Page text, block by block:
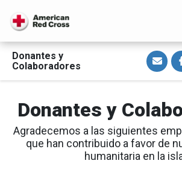
Donantes y
Colaboradores
S
h
a
r
a
m
a
i
l
Donantes y
Agradecemos a las siguientes
que han contribuido a favor de
humanitaria en la